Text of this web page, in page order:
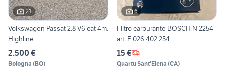
21
Volkswagen Passat 2.8 V6 cat 4m.
Highline
2.500 €
Bologna (BO)
6
Filtro carburante BOSCH N 2254
art. F 026 402 254
15 €
Quartu Sant'Elena (CA)